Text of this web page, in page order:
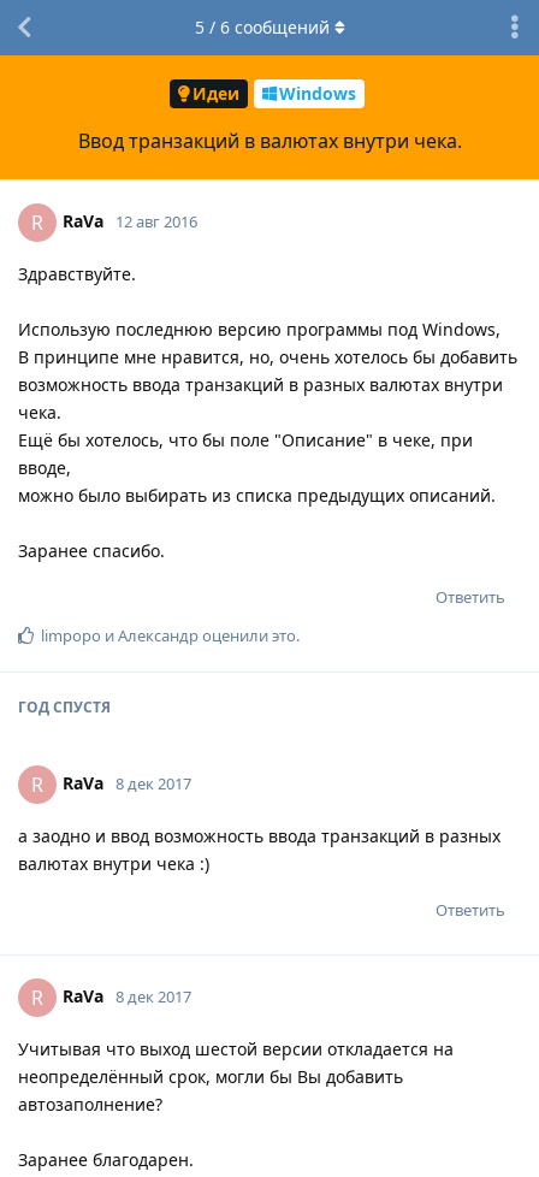
Идеи Windows
Ввод транзакций в валютах внутри чека.
5/ 6сообщений
R RaVa 12 авг 2016
Здравствуйте.
Использую последнюю версию программы под Windows,
В принципе мне нравится, но, очень хотелось бы добавить
возможность ввода транзакций в разных валютах внутри
чека.
Ещё бы хотелось, что бы поле "Описание" в чеке, при
вводе,
можно было выбирать из списка предыдущих описаний.
Заранее спасибо.
Ответить
limpopo иАлександроценили это.
ГОДСПУСТЯ
R RaVa 8 дек 2017
а заодно и ввод возможность ввода транзакций в разных
валютах внутри чека :)
Ответить
R RaVa 8 дек 2017
Учитывая что выход шестой версии откладается на
неопределённый срок, могли бы Вы добавить
автозаполнение?
Заранее благодарен.